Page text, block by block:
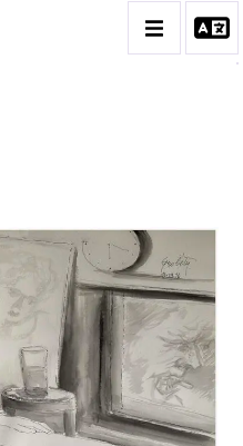
OEUVRES